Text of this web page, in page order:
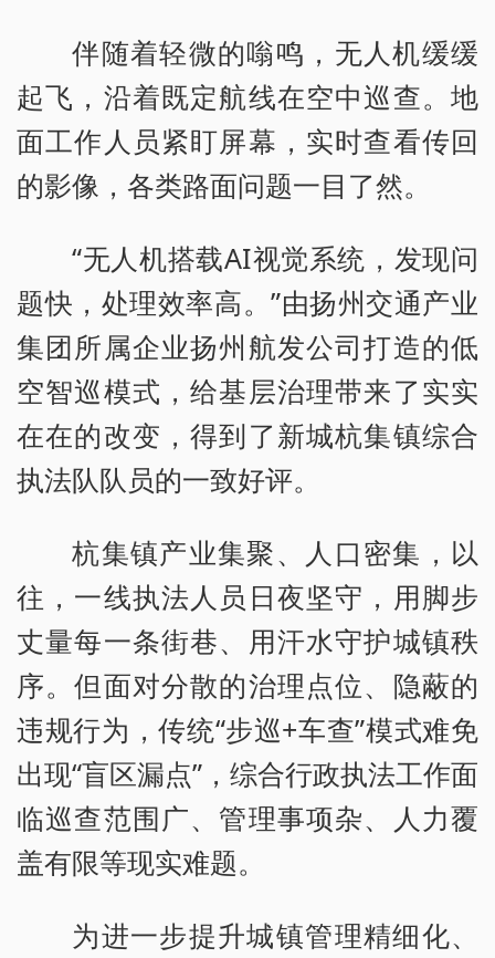
伴随着轻微的嗡鸣，无人机缓缓
起飞，沿着既定航线在空中巡查。地
面工作人员紧盯屏幕，实时查看传回
的影像，各类路面问题一目了然。
“无人机搭载AI视觉系统，发现问
题快，处理效率高。”由扬州交通产业
集团所属企业扬州航发公司打造的低
空智巡模式，给基层治理带来了实实
在在的改变，得到了新城杭集镇综合
执法队队员的一致好评。
杭集镇产业集聚、人口密集，以
往，一线执法人员日夜坚守，用脚步
丈量每一条街巷、用汗水守护城镇秩
序。但面对分散的治理点位、隐蔽的
违规行为，传统“步巡+车查”模式难免
出现“盲区漏点”，综合行政执法工作面
临巡查范围广、管理事项杂、人力覆
盖有限等现实难题。
为进一步提升城镇管理精细化、